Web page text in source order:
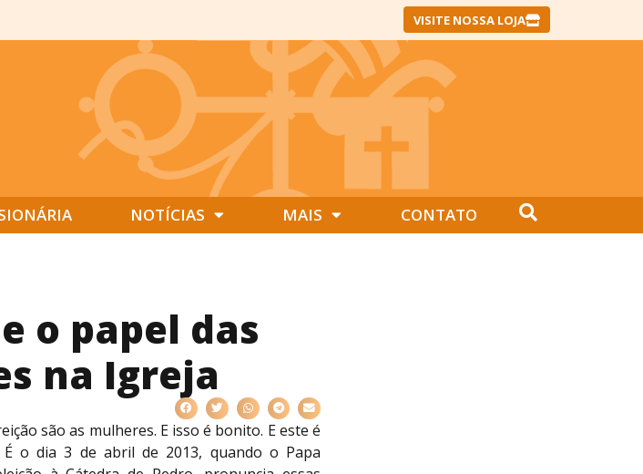
VISITE NOSSA LOJA
NOTÍCIAS MAIS CONTATO
o papel das
na Igreja
são as mulheres. E isso é bonito. E este é
o dia 3 de abril de 2013, quando o Papa